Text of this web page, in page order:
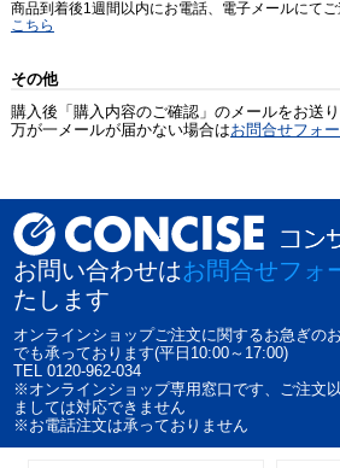
商品到着後1週間以内にお電話、電子メールにて
こちら
その他
購入後「購入内容のご確認」のメールをお送り
万が一メールが届かない場合はお問合せフォ
お問い合わせはお問合せフォ
たします
オンラインショップご注文に関するお急ぎの
でも承っております(平日10:00～17:00)
TEL 0120-962-034
※オンラインショップ専用窓口です、ご注文
ましては対応できません
※お電話注文は承っておりません